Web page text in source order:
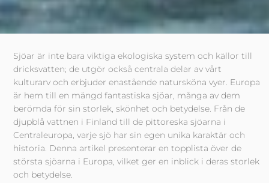
Sjöar är inte bara viktiga ekologiska system och källor till
dricksvatten; de utgör också centrala delar av vårt
kulturarv och erbjuder enastående natursköna vyer. Europa
är hem till en mängd fantastiska sjöar, många av dem
berömda för sin storlek, skönhet och betydelse. Från de
djupblå vattnen i Finland till de pittoreska sjöarna i
Centraleuropa, varje sjö har sin egen unika karaktär och
historia. Denna artikel presenterar en topplista över de
största sjöarna i Europa, vilket ger en inblick i deras storlek
och betydelse.